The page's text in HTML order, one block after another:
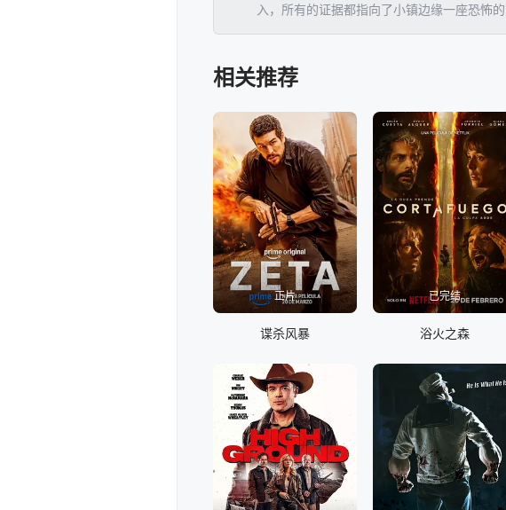
入，所有的证据都指向了小镇边缘一座恐怖
相关推荐
正片
谍杀风暴
已完结
浴火之森